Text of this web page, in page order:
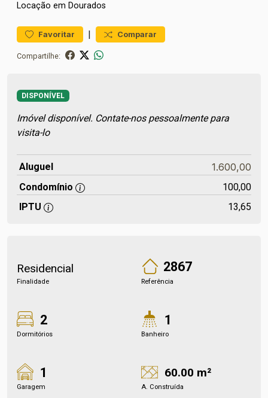
Locação em Dourados
Favoritar | Comparar
Compartilhe:
DISPONÍVEL
Imóvel disponível. Contate-nos pessoalmente para
visita-lo
Aluguel 1.600,00
Condomínio
100,00
IPTU
13,65
Residencial
Finalidade
2867
Referência
2
Dormitórios
1
Banheiro
1
Garagem
60.00 m²
A. Construída